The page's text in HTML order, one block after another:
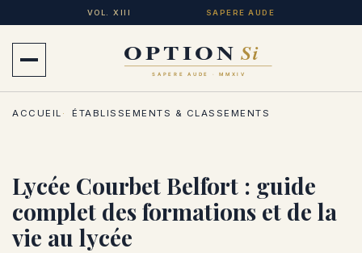
contenu
VOL. XIII SAPERE AUDE
le
menu
ACCUEIL ÉTABLISSEMENTS & CLASSEMENTS
Lycée Courbet Belfort : guide
complet des formations et de la
vie au lycée